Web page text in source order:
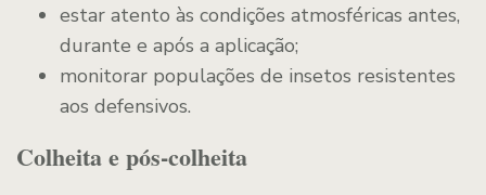
estar atento às condições atmosféricas antes,
durante e após a aplicação;
monitorar populações de insetos resistentes
aos defensivos.
Colheita e pós-colheita